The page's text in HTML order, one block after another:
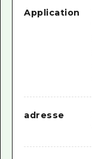
Application
adresse